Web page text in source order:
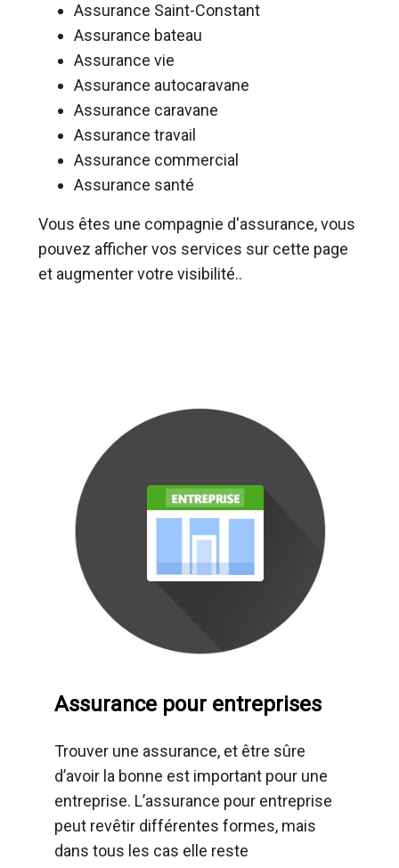
Assurance Saint-Constant
Assurance bateau
Assurance vie
Assurance autocaravane
Assurance caravane
Assurance travail
Assurance commercial
Assurance santé
Vous êtes une compagnie d'assurance, vous
pouvez afficher vos services sur cette page
et augmenter votre visibilité..
Assurance pour entreprises
Trouver une assurance, et être sûre
d’avoir la bonne est important pour une
entreprise. L’assurance pour entreprise
peut revêtir différentes formes, mais
dans tous les cas elle reste